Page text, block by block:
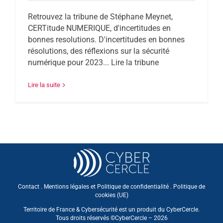
Retrouvez la tribune de Stéphane Meynet,
CERTitude NUMERIQUE, d'incertitudes en
bonnes resolutions. D'incertitudes en bonnes
résolutions, des réflexions sur la sécurité
numérique pour 2023... Lire la tribune
Lire la suite
Contact . Mentions légales et Politique de confidentialité . Politique de
cookies (UE)
Territoire de France & Cybersécurité est un produit du CyberCercle.
Tous droits réservés ©CyberCercle – 2026